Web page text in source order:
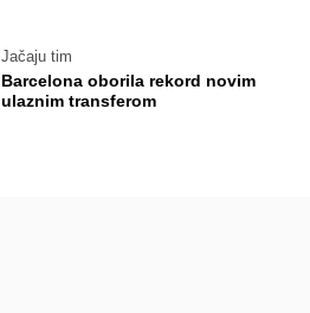
Jačaju tim
Barcelona oborila rekord novim
ulaznim transferom